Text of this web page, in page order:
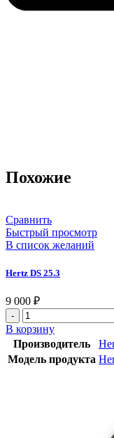
Похожие
Сравнить
Быстрый просмотр
В список желаний
Hertz DS 25.3
9 000 ₽
В корзину
Производитель
Модель продукта